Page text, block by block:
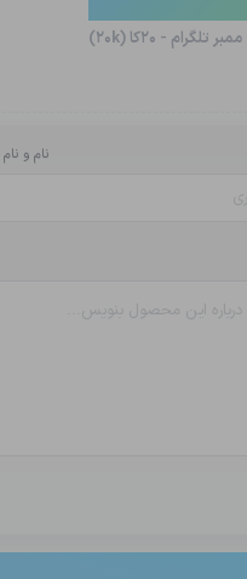
ممبر تلگرام - 20کا (20k)
نام و